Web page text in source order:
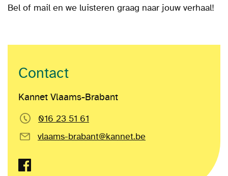
Bel of mail en we luisteren graag naar jouw verhaal!
Contact
Kannet Vlaams-Brabant
016 23 51 61
vlaams-brabant@kannet.be